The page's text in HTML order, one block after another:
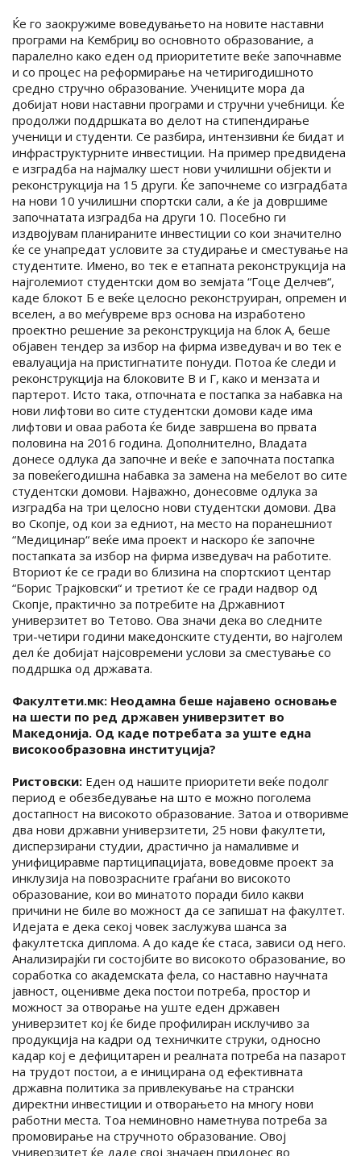
Ќе го заокружиме воведувањето на новите наставни
програми на Кембриџ во основното образование, а
паралелно како еден од приоритетите веќе започнавме
и со процес на реформирање на четиригодишното
средно стручно образование. Учениците мора да
добијат нови наставни програми и стручни учебници. Ќе
продолжи поддршката во делот на стипендирање
ученици и студенти. Се разбира, интензивни ќе бидат и
инфраструктурните инвестиции. На пример предвидена
е изградба на најмалку шест нови училишни објекти и
реконструкција на 15 други. Ќе започнеме со изградбата
на нови 10 училишни спортски сали, а ќе ја довршиме
започнатата изградба на други 10. Посебно ги
издвојувам планираните инвестиции со кои значително
ќе се унапредат условите за студирање и сместување на
студентите. Имено, во тек е етапната реконструкција на
најголемиот студентски дом во земјата “Гоце Делчев“,
каде блокот Б е веќе целосно реконструиран, опремен и
вселен, а во меѓувреме врз основа на изработено
проектно решение за реконструкција на блок А, беше
објавен тендер за избор на фирма изведувач и во тек е
евалуација на пристигнатите понуди. Потоа ќе следи и
реконструкција на блоковите В и Г, како и мензата и
партерот. Исто така, отпочната е постапка за набавка на
нови лифтови во сите студентски домови каде има
лифтови и оваа работа ќе биде завршена во првата
половина на 2016 година. Дополнително, Владата
донесе одлука да започне и веќе е започната постапка
за повеќегодишна набавка за замена на мебелот во сите
студентски домови. Најважно, донесовме одлука за
изградба на три целосно нови студентски домови. Два
во Скопје, од кои за едниот, на место на поранешниот
“Медицинар“ веќе има проект и наскоро ќе започне
постапката за избор на фирма изведувач на работите.
Вториот ќе се гради во близина на спортскиот центар
“Борис Трајковски“ и третиот ќе се гради надвор од
Скопје, практично за потребите на Државниот
универзитет во Тетово. Ова значи дека во следните
три-четири години македонските студенти, во најголем
дел ќе добијат најсовремени услови за сместување со
поддршка од државата.
Факултети.мк: Неодамна беше најавено основање
на шести по ред државен универзитет во
Македонија. Од каде потребата за уште една
високообразовна институција?
Ристовски: Еден од нашите приоритети веќе подолг
период е обезбедување на што е можно поголема
достапност на високото образование. Затоа и отворивме
два нови државни универзитети, 25 нови факултети,
дисперзирани студии, драстично ја намаливме и
унифициравме партиципацијата, воведовме проект за
инклузија на повозрасните граѓани во високото
образование, кои во минатото поради било какви
причини не биле во можност да се запишат на факултет.
Идејата е дека секој човек заслужува шанса за
факултетска диплома. А до каде ќе стаса, зависи од него.
Анализирајќи ги состојбите во високото образование, во
соработка со академската фела, со наставно научната
јавност, оценивме дека постои потреба, простор и
можност за отворање на уште еден државен
универзитет кој ќе биде профилиран исклучиво за
продукција на кадри од техничките струки, односно
кадар кој е дефицитарен и реалната потреба на пазарот
на трудот постои, а е иницирана од ефективната
државна политика за привлекување на странски
директни инвестиции и отворањето на многу нови
работни места. Тоа неминовно наметнува потреба за
промовирање на стручното образование. Овој
универзитет ќе даде свој значаен придонес во